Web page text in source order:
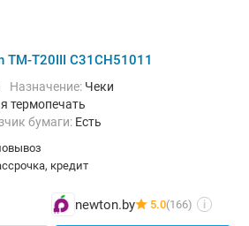
TM-T20III C31CH51011
Назначение: Чеки
термопечать
бумаги: Есть
кредит
newton.by 5.0(166) i